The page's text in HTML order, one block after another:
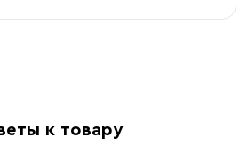
к товару